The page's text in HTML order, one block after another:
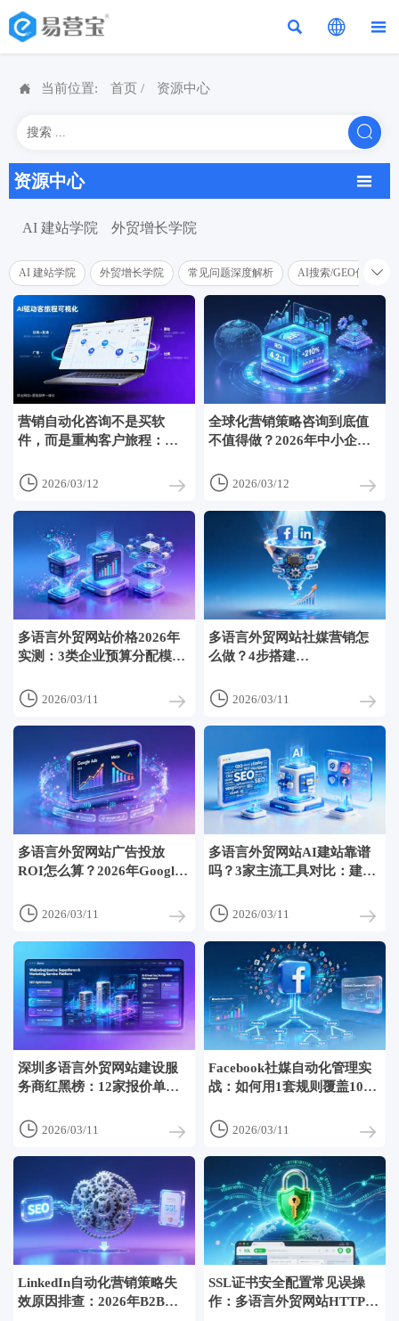
  
 当前位置: 首页 / 资源中心

资源中心 
AI 建站学院 外贸增长学院
AI 建站学院 外贸增长学院 常见问题深度解析 AI搜索/GEO优化学院

营销自动化咨询不是买软
件，而是重构客户旅程：杭
 2026/03/12
全球化营销策略咨询到底值
不值得做？2026年中小企业
 2026/03/12
多语言外贸网站价格2026年
实测：3类企业预算分配模型
 2026/03/11
多语言外贸网站社媒营销怎
么做？4步搭建
动化漏斗
 2026/03/11
多语言外贸网站广告投放
ROI怎么算？2026年Google
解
 2026/03/11
多语言外贸网站AI建站靠谱
吗？3家主流工具对比：建站
 2026/03/11
深圳多语言外贸网站建设服
务商红黑榜：12家报价单横
 2026/03/11
Facebook社媒自动化管理实
战：如何用1套规则覆盖10国
 2026/03/11
LinkedIn自动化营销策略失
效原因排查：2026年B2B触
SSL证书安全配置常见误操
作：多语言外贸网站HTTPS